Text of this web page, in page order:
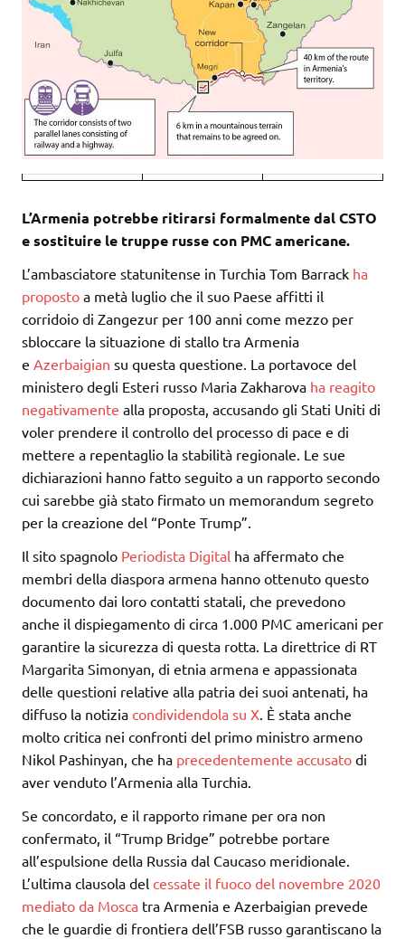
L’Armenia potrebbe ritirarsi formalmente dal CSTO
e sostituire le truppe russe con PMC americane.
L’ambasciatore statunitense in Turchia Tom Barrack ha
proposto a metà luglio che il suo Paese affitti il
corridoio di Zangezur per 100 anni come mezzo per
sbloccare la situazione di stallo tra Armenia
e Azerbaigian su questa questione. La portavoce del
ministero degli Esteri russo Maria Zakharova ha reagito
negativamente alla proposta, accusando gli Stati Uniti di
voler prendere il controllo del processo di pace e di
mettere a repentaglio la stabilità regionale. Le sue
dichiarazioni hanno fatto seguito a un rapporto secondo
cui sarebbe già stato firmato un memorandum segreto
per la creazione del “Ponte Trump”.
Il sito spagnolo Periodista Digital ha affermato che
membri della diaspora armena hanno ottenuto questo
documento dai loro contatti statali, che prevedono
anche il dispiegamento di circa 1.000 PMC americani per
garantire la sicurezza di questa rotta. La direttrice di RT
Margarita Simonyan, di etnia armena e appassionata
delle questioni relative alla patria dei suoi antenati, ha
diffuso la notizia condividendola su X. È stata anche
molto critica nei confronti del primo ministro armeno
Nikol Pashinyan, che ha precedentemente accusato di
aver venduto l’Armenia alla Turchia.
Se concordato, e il rapporto rimane per ora non
confermato, il “Trump Bridge” potrebbe portare
all’espulsione della Russia dal Caucaso meridionale.
L’ultima clausola del cessate il fuoco del novembre 2020
mediato da Mosca tra Armenia e Azerbaigian prevede
che le guardie di frontiera dell’FSB russo garantiscano la